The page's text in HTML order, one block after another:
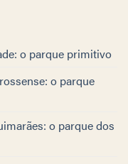
o parque primitivo
o parque
o parque dos